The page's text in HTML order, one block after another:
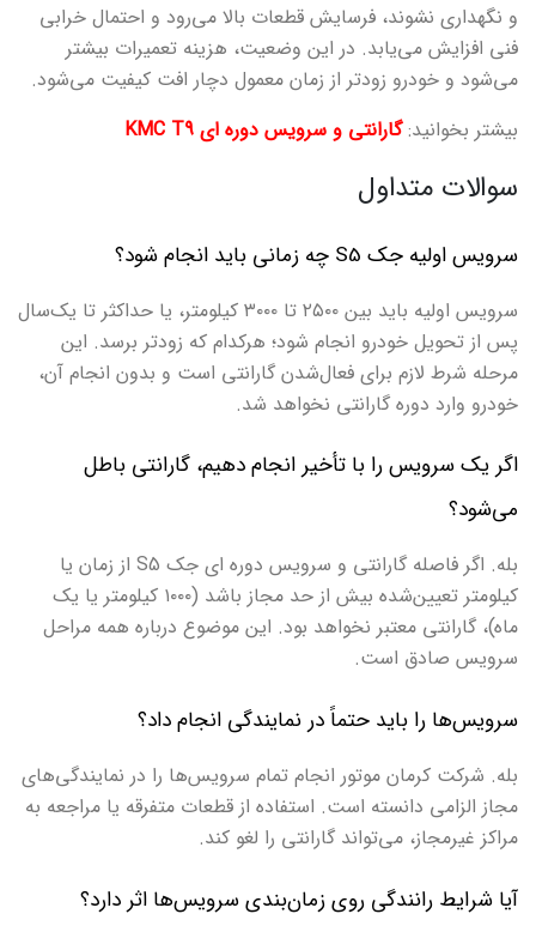
و نگهداری نشوند، فرسایش قطعات بالا می‌رود و احتمال خرابی
فنی افزایش می‌یابد. در این وضعیت، هزینه تعمیرات بیشتر
می‌شود و خودرو زودتر از زمان معمول دچار افت کیفیت می‌شود.
بیشتر بخوانید:گارانتی و سرویس دوره ای KMC T9
سوالات متداول
سرویس اولیه جک S5 چه زمانی باید انجام شود؟
سرویس اولیه باید بین ۲۵۰۰ تا ۳۰۰۰ کیلومتر، یا حداکثر تا یک‌سال
پس از تحویل خودرو انجام شود؛ هرکدام که زودتر برسد. این
مرحله شرط لازم برای فعال‌شدن گارانتی است و بدون انجام آن،
خودرو وارد دوره گارانتی نخواهد شد.
اگر یک سرویس را با تأخیر انجام دهیم، گارانتی باطل
می‌شود؟
بله. اگر فاصله گارانتی و سرویس دوره ای جک S5 از زمان یا
کیلومتر تعیین‌شده بیش از حد مجاز باشد (۱۰۰۰ کیلومتر یا یک
ماه)، گارانتی معتبر نخواهد بود. این موضوع درباره همه مراحل
سرویس صادق است.
سرویس‌ها را باید حتماً در نمایندگی انجام داد؟
بله. شرکت کرمان موتور انجام تمام سرویس‌ها را در نمایندگی‌های
مجاز الزامی دانسته است. استفاده از قطعات متفرقه یا مراجعه به
مراکز غیرمجاز، می‌تواند گارانتی را لغو کند.
آیا شرایط رانندگی روی زمان‌بندی سرویس‌ها اثر دارد؟